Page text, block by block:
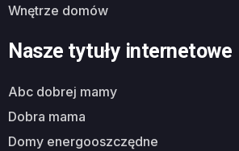
wnętrze domów
Nasze tytuły internetowe
abc dobrej mamy
dobra mama
domy energooszczędne